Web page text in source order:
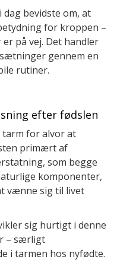
bevidste om, at
for kroppen –
på vej. Det handler
gennem en
rutiner.
efter fødslen
tarm for alvor at
primært af
som begge
komponenter,
vænne sig til livet
sig hurtigt i denne
– særligt
i tarmen hos nyfødte.